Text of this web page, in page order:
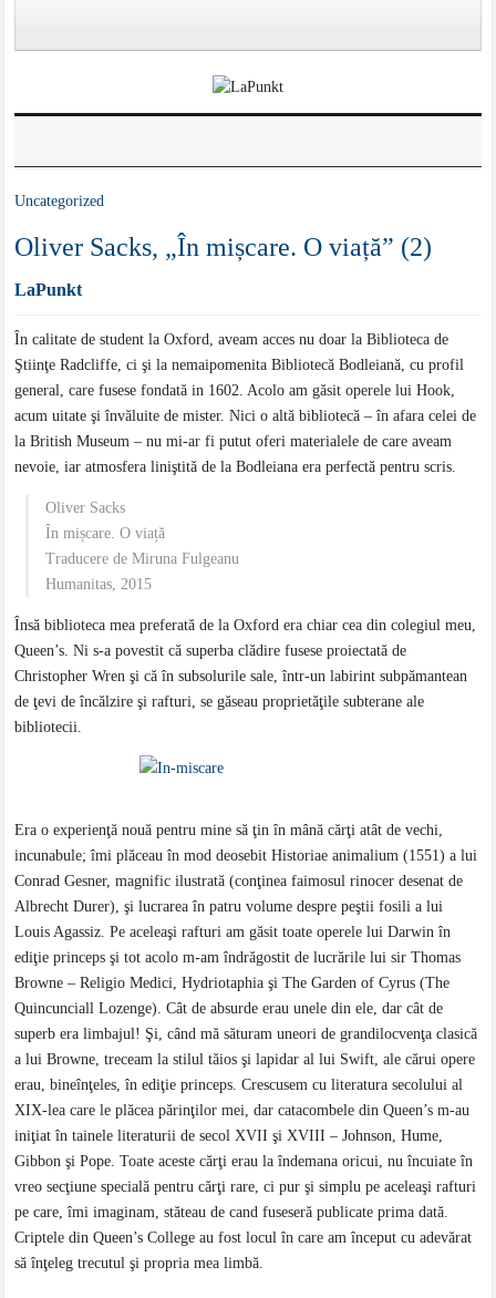
Uncategorized
Oliver Sacks, „În mișcare. O viață” (2)
LaPunkt
În calitate de student la Oxford, aveam acces nu doar la Biblioteca de
Ştiinţe Radcliffe, ci şi la nemaipomenita Bibliotecă Bodleiană, cu profil
general, care fusese fondată in 1602. Acolo am găsit operele lui Hook,
acum uitate şi învăluite de mister. Nici o altă bibliotecă – în afara celei de
la British Museum – nu mi-ar fi putut oferi materialele de care aveam
nevoie, iar atmosfera liniştită de la Bodleiana era perfectă pentru scris.
Oliver Sacks
În mișcare. O viață
Traducere de Miruna Fulgeanu
Humanitas, 2015
Însă biblioteca mea preferată de la Oxford era chiar cea din colegiul meu,
Queen’s. Ni s-a povestit că superba clădire fusese proiectată de
Christopher Wren şi că în subsolurile sale, într-un labirint subpămantean
de ţevi de încălzire şi rafturi, se găseau proprietăţile subterane ale
bibliotecii.
Era o experienţă nouă pentru mine să ţin în mână cărţi atât de vechi,
incunabule; îmi plăceau în mod deosebit Historiae animalium (1551) a lui
Conrad Gesner, magnific ilustrată (conţinea faimosul rinocer desenat de
Albrecht Durer), şi lucrarea în patru volume despre peştii fosili a lui
Louis Agassiz. Pe aceleaşi rafturi am găsit toate operele lui Darwin în
ediţie princeps şi tot acolo m-am îndrăgostit de lucrările lui sir Thomas
Browne – Religio Medici, Hydriotaphia şi The Garden of Cyrus (The
Quincunciall Lozenge). Cât de absurde erau unele din ele, dar cât de
superb era limbajul! Şi, când mă săturam uneori de grandilocvenţa clasică
a lui Browne, treceam la stilul tăios şi lapidar al lui Swift, ale cărui opere
erau, bineînţeles, în ediţie princeps. Crescusem cu literatura secolului al
XIX-lea care le plăcea părinţilor mei, dar catacombele din Queen’s m-au
iniţiat în tainele literaturii de secol XVII şi XVIII – Johnson, Hume,
Gibbon şi Pope. Toate aceste cărţi erau la îndemana oricui, nu încuiate în
vreo secţiune specială pentru cărţi rare, ci pur şi simplu pe aceleaşi rafturi
pe care, îmi imaginam, stăteau de cand fuseseră publicate prima dată.
Criptele din Queen’s College au fost locul în care am început cu adevărat
să înţeleg trecutul şi propria mea limbă.